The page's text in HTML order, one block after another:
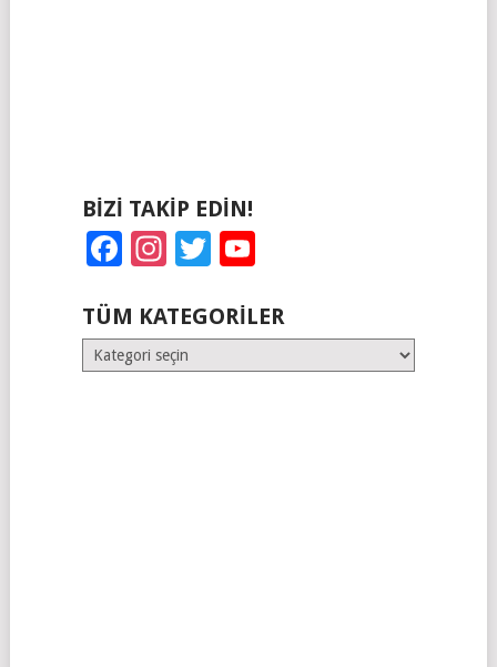
BIZI TAKIP EDIN!
Facebook
Instagram
Twitter
TÜM KATEGORILER
Tüm
Kategoriler